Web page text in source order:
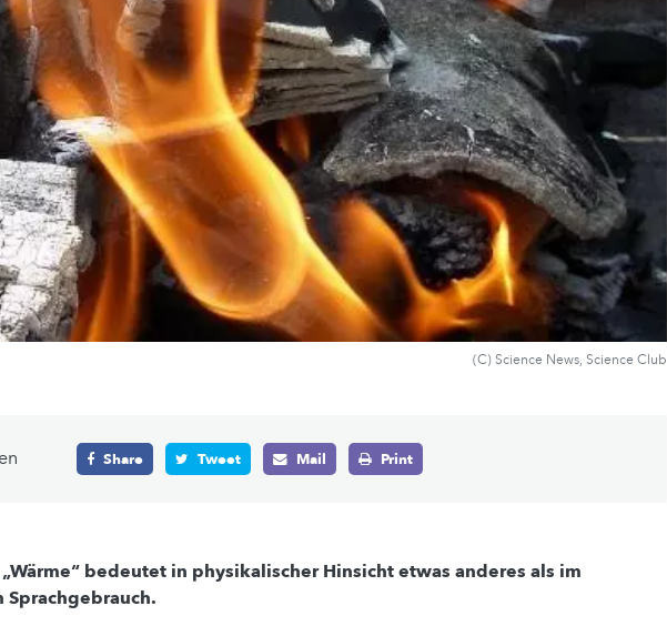
(C) Science News, Science Club
Share Tweet Mail Print
bedeutet in physikalischer Hinsicht etwas anderes als im